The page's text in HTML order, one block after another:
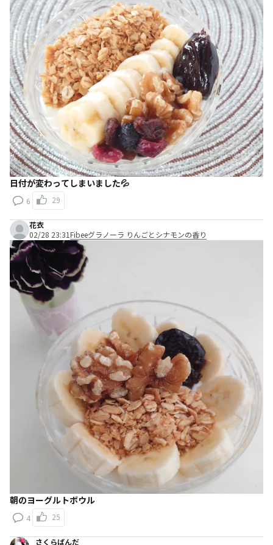
日付が変わってしまいました💦
6 29
花衣
02/28 23:31Fibeeグラノーラ りんごとシナモンの香り
朝のヨーグルトボウル
4 25
さくらぱんだ